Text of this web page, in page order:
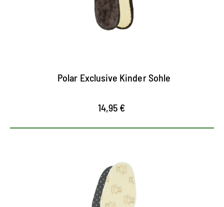
maximaler Tragekomfort
Polar Exclusive Kinder Sohle
14,95 €
Wärmesohle mit Merino